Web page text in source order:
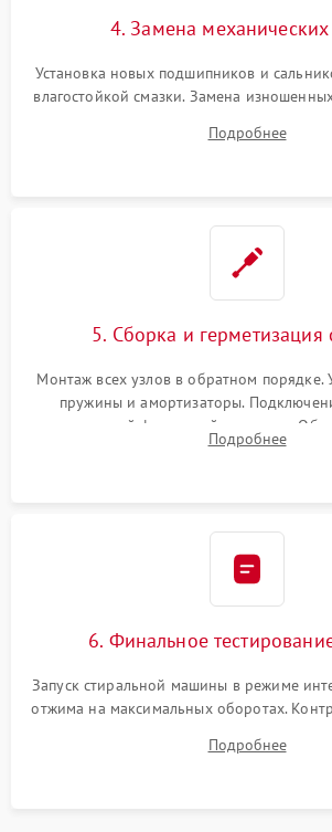
4. Замена механических
Установка новых подшипников и
влагостойкой смазки. Замена
или поврежденной резиновой
Подробнее
5. Сборка и герметизация
Монтаж всех узлов в обратном порядке.
пружины и амортизаторы.
надежной фиксацией хомутами.
герметиком для предотвращения
Подробнее
6. Финальное
Запуск стиральной машины в режиме
отжима на максимальных оборотах.
корректности слива, отсутствия
посторонних стуков и протечек
Подробнее